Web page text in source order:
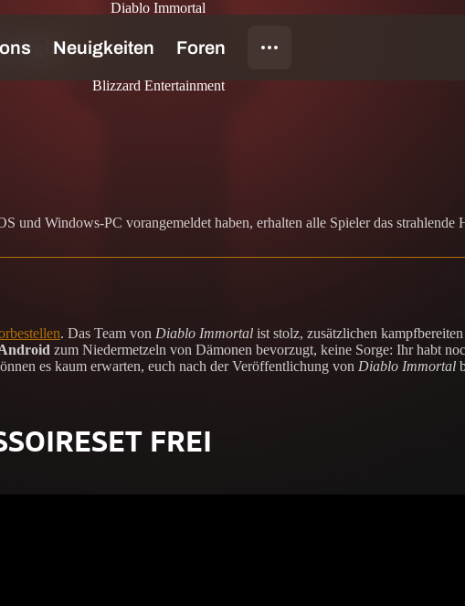
Diablo Immortal
Blizzard Entertainment
Windows-PC vorangemeldet haben, erhalten alle Spieler das strahlende
. Das Team von Diablo Immortal ist stolz, zusätzlichen
zum Niedermetzeln von Dämonen bevorzugt, keine Sorge: Ihr habt
es kaum erwarten, euch nach der Veröffentlichung von Diablo Immortal
FREI